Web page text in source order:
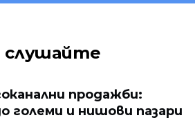
продажби:
големи и нишови пазари